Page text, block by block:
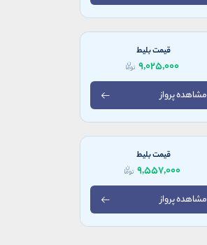
قیمت بلیط
9,025,000
مشاهده پرواز
قیمت بلیط
9,557,000
مشاهده پرواز